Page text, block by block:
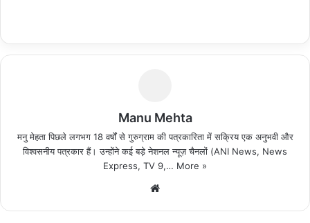
Manu Mehta
मनु मेहता पिछले लगभग 18 वर्षों से गुरुग्राम की पत्रकारिता में सक्रिय एक अनुभवी और
विश्वसनीय पत्रकार हैं। उन्होंने कई बड़े नेशनल न्यूज़ चैनलों (ANI News, News
Express, TV 9,… More »